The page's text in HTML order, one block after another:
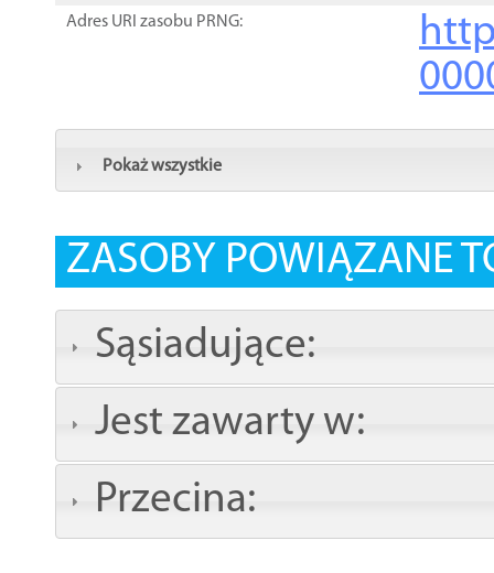
Adres URI zasobu PRNG:
Pokaż wszystkie
ZASOBY POWIĄZANE
Sąsiadujące:
Jest zawarty w:
Przecina: